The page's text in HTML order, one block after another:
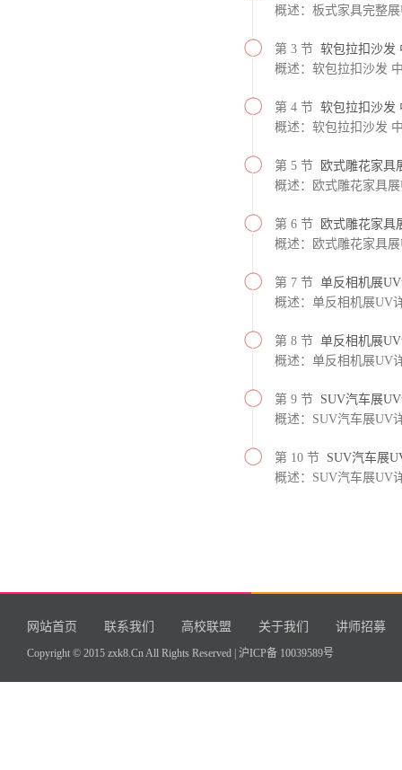
概述：板式家具完整
第 3 节 软包拉扣沙发
概述：软包拉扣沙发
第 4 节 软包拉扣沙发
概述：软包拉扣沙发
第 5 节
欧式雕花家具
概述：欧式雕花家具
第 6 节
欧式雕花家具
概述：欧式雕花家具
第 7 节 单反相机展
概述：单反相机展UV
第 8 节 单反相机展
概述：单反相机展UV
第 9 节 SUV汽车展
概述：SUV汽车展UV
第 10 节 SUV汽车展
概述：SUV汽车展UV
网站首页 联系我们 高校联盟 关于我们 讲师招募
Copyright © 2015 zxk8.Cn All Rights Reserved | 沪ICP备 10039589号